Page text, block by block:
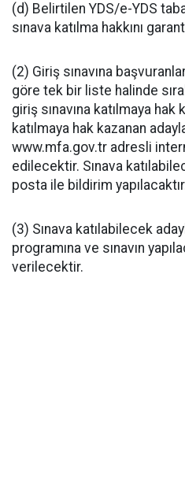
(d) Belirtilen YDS/e-YDS
sınava katılma hakkını
(2) Giriş sınavına
göre tek bir liste halinde
giriş sınavına katılmaya hak
katılmaya hak kazanan
www.mfa.gov.tr adresli
edilecektir. Sınava
posta ile bildirim
(3) Sınava katılabilecek
programına ve sınavın
verilecektir.